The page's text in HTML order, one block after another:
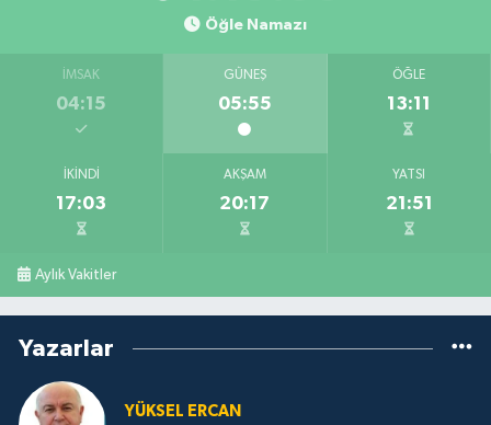
Öğle Namazı
İMSAK
04:15
GÜNEŞ
05:55
ÖĞLE
13:11
İKINDI
17:03
AKŞAM
20:17
YATSI
21:51
Aylık Vakitler
Yazarlar
YÜKSEL ERCAN